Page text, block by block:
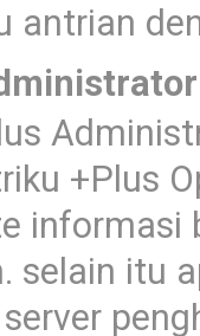
antrian
+Plus
informasi
selain itu